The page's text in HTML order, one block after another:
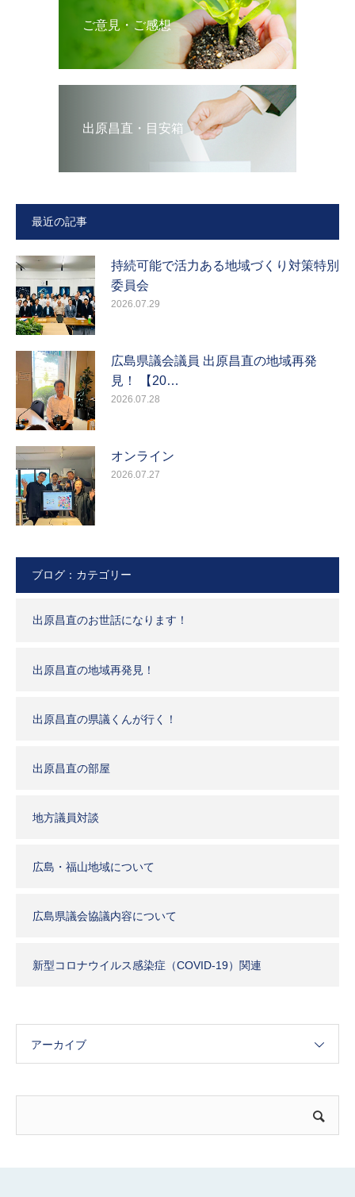
ご意見・ご感想
出原昌直・目安箱
最近の記事
持続可能で活力ある地域づくり対策特別
委員会
2026.07.29
広島県議会議員 出原昌直の地域再発
見！ 【20…
2026.07.28
オンライン
2026.07.27
ブログ：カテゴリー
出原昌直のお世話になります！
出原昌直の地域再発見！
出原昌直の県議くんが行く！
出原昌直の部屋
地方議員対談
広島・福山地域について
広島県議会協議内容について
新型コロナウイルス感染症（COVID-19）関連
アーカイブ